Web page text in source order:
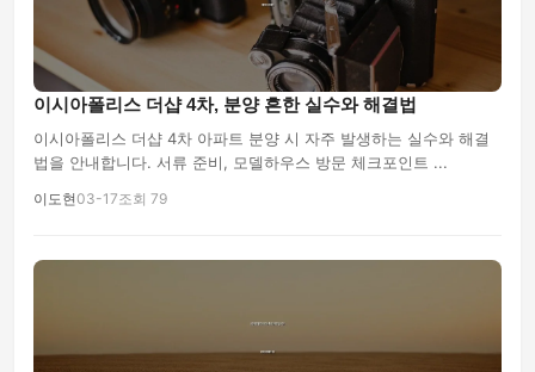
이시아폴리스 더샵 4차, 분양 흔한 실수와 해결법
이시아폴리스 더샵 4차 아파트 분양 시 자주 발생하는 실수와 해결
법을 안내합니다. 서류 준비, 모델하우스 방문 체크포인트 ...
이도현03-17조회 79